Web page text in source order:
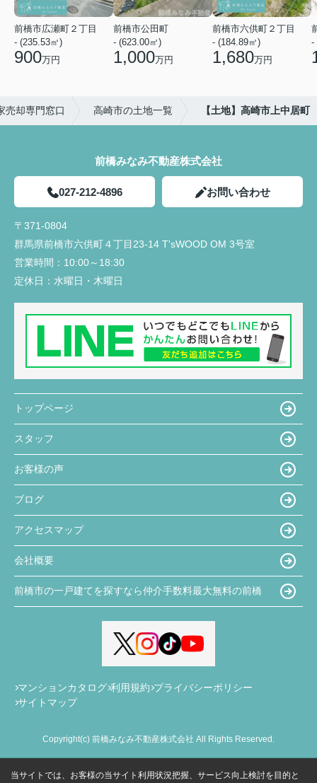
前橋市広瀬町２丁目
- (235.53㎡)
900万円
前橋市公田町
- (623.00㎡)
1,000万円
前橋市六供町２丁目
- (184.89㎡)
1,680万円
-
売却専門窓口 高崎市の土地一覧 【土地】高崎市上中居町
前橋みなみ不動産株式会社
027-212-4896 お問い合わせ
〒371-0804
群馬県前橋市六供町４丁目23‐14 T'sWOOD OM 3号室
営業時間： 10:00～18:30
定休日： 水曜日・木曜日
トップページ
スタッフ
お客様の声
ブログ
アクセスマップ
会社概要
前橋市の一戸建てを探すなら仲介手数料最大無料の前橋
マンションカタログ 利用規約 プライバシーポリシー
サイトマップ
Copyright(c) 前橋みなみ不動産株式会社 All Rights Reserved.
当サイトでは、お客様の当サイト利用状況把握、サービス向上検討を目的と